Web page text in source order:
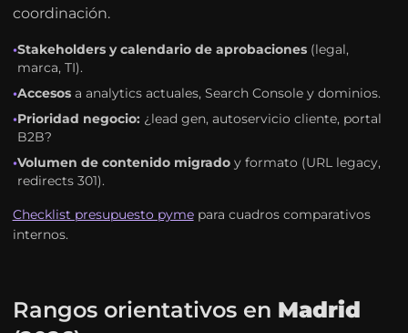
coordinación.
•Stakeholders y calendario de aprobaciones(legal,
marca, TI).
•Accesosa analytics actuales, Search Console y dominios.
•Prioridad negocio: ¿lead gen, autoservicio cliente, portal
B2B?
•Volumen de contenido migradoy formato (URL legacy,
redirects 301).
Checklist presupuesto pymepara cuadros comparativos
internos.
Rangos orientativos en Madrid